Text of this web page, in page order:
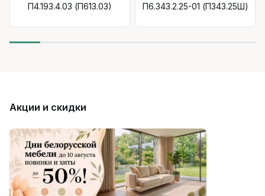
П4.193.4.03 (П613.03)
П6.343.2.25-01 (П343.25Ш)
Акции и скидки